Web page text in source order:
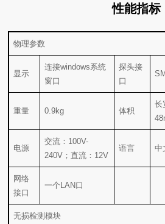
性能指标
物理参数
显示
窗口
口
重量 0.9kg
体积
电源
240V；直流：12V
语言 中
接口
一个LAN口
无损检测模块